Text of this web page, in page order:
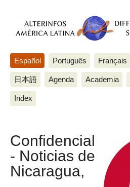
Español Português Français
日本語 Agenda Academia
Index
Confidencial
- Noticias de
Nicaragua,